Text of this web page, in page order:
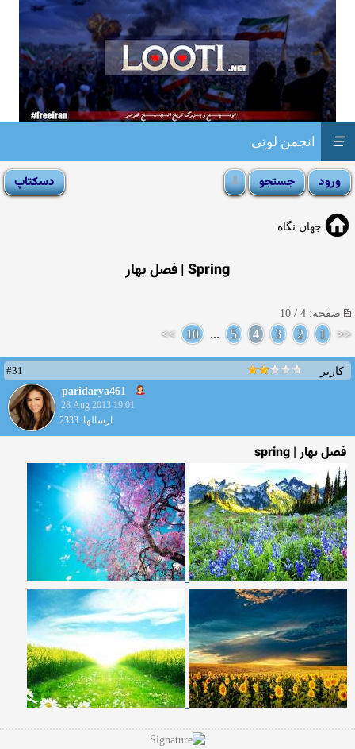
انجمن لوتی ☰
جهان نگاه
Spring | فصل بهار
صفحه: 4 / 10
<<
1
2
3
4
5
...
10
>>
کاربر
#31
paridarya461
28 Aug 2013 19:01
ارسالها: 2333
فصل بهار | spring